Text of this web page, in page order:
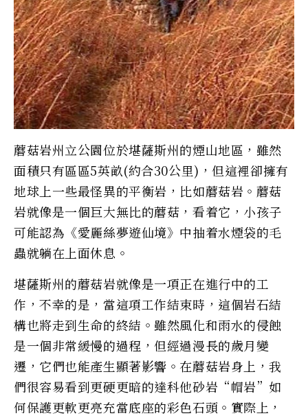
蘑菇岩州立公園位於堪薩斯州的煙山地區，雖然
面積只有區區5英畝(約合30公里)，但這裡卻擁有
地球上一些最怪異的平衡岩，比如蘑菇岩。蘑菇
岩就像是一個巨大無比的蘑菇，看着它，小孩子
可能認為《愛麗絲夢遊仙境》中抽着水煙袋的毛
蟲就躺在上面休息。
堪薩斯州的蘑菇岩就像是一項正在進行中的工
作，不幸的是，當這項工作結束時，這個岩石結
構也將走到生命的終結。雖然風化和雨水的侵蝕
是一個非常緩慢的過程，但經過漫長的歲月變
遷，它們也能產生顯著影響。在蘑菇岩身上，我
們很容易看到更硬更暗的達科他砂岩“帽岩”如
何保護更軟更亮充當底座的彩色石頭。實際上，